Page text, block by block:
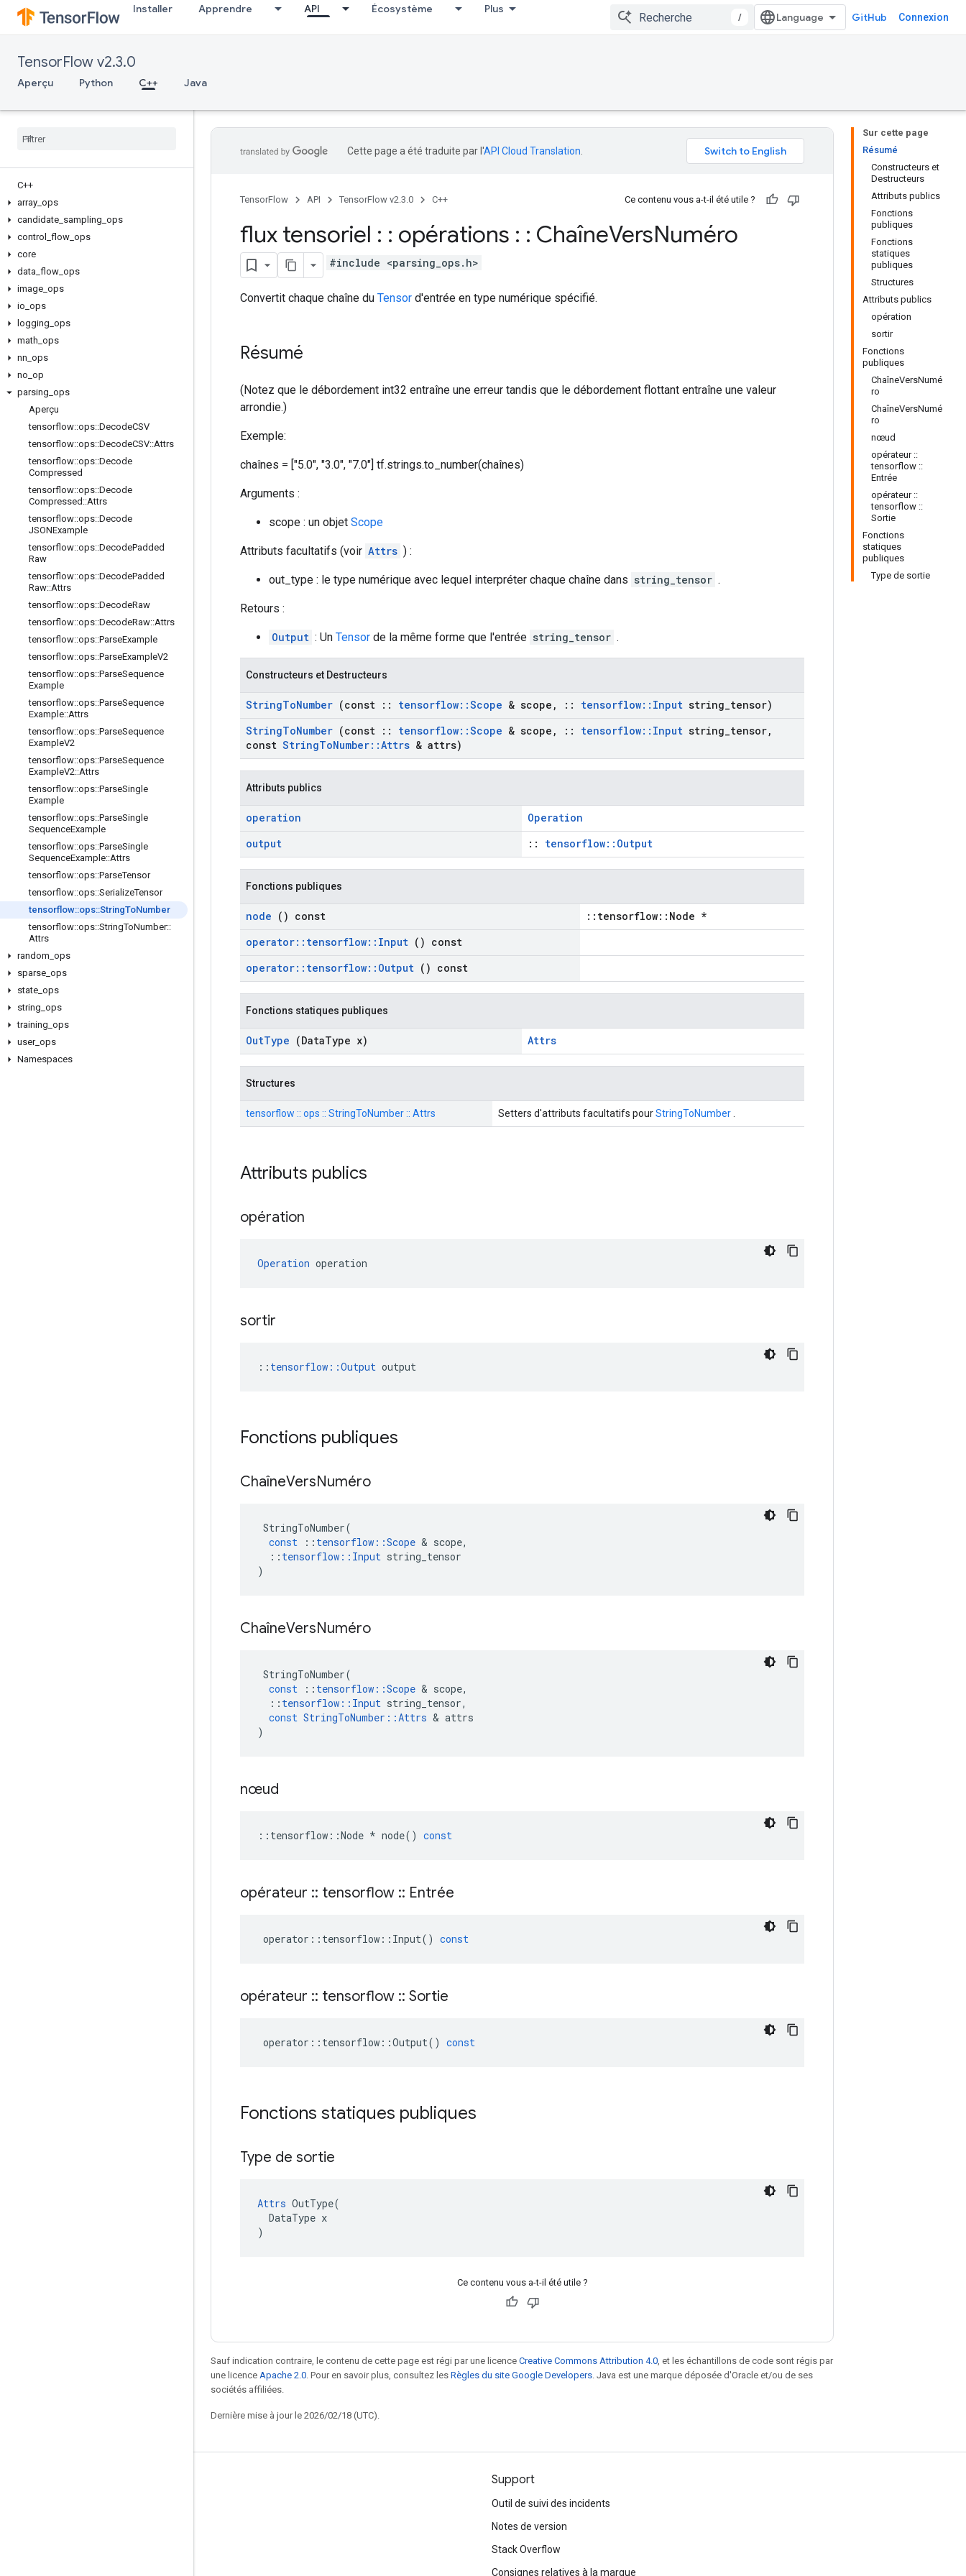
Installer Apprendre API Écosystème Plus
/ GitHub Connexion
TensorFlow v2.3.0
Aperçu Python C++ Java
C++
array ops
candidate sampling ops
control
flow ops
core
data flow ops
image ops
io ops
logging ops
math ops
nn ops
no op
parsing ops
Aperçu
tensorflow::ops::DecodeCSV
tensorflow::ops::DecodeCSV::Attrs
tensorflow::ops::Decode
Compressed
tensorflow::ops::Decode
Compressed ::Attrs
tensorflow::ops::Decode
JSONExample
tensorflow::ops::DecodePadded
Raw
tensorflow::ops::DecodePadded
Raw::Attrs
tensorflow::ops::DecodeRaw
tensorflow::ops::DecodeRaw::Attrs
tensorflow::ops::ParseExample
tensorflow::ops::ParseExampleV2
tensorflow::ops::ParseSequence
Example
tensorflow::ops::ParseSequence
Example::Attrs
tensorflow::ops::ParseSequence
ExampleV2
tensorflow::ops::ParseSequence
ExampleV2::Attrs
tensorflow::ops::ParseSingle
Example
tensorflow::ops::ParseSingle
SequenceExample
tensorflow::ops::ParseSingle
SequenceExample::Attrs
tensorflow::ops::ParseTensor
tensorflow::ops::SerializeTensor
tensorflow::ops::StringToNumber
tensorflow::ops::StringToNumber::
Attrs
random ops
sparse ops
state ops
string ops
training ops
user_ ops
Namespaces
Sur cette page
Résumé
Constructeurs et
Destructeurs
Attributs publics
Fonctions
publiques
Fonctions
statiques
publiques
Structures
Attributs publics
opération
sortir
Fonctions
publiques
ChaîneVersNumé
ro
ChaîneVersNumé
ro
nœud
opérateur ::
tensorflow ::
Entrée
opérateur ::
tensorflow ::
Sortie
Fonctions
statiques
publiques
Type de sortie
Cette page a été traduite par l'API Cloud Translation
TensorFlow API TensorFlow v2.3.0 C++ Ce contenu vous a-t-il été utile ?
flux tensoriel : : opérations : : ChaîneVersNuméro
#include <parsing_ops.h>
Convertit chaque chaîne du Tensor d'entrée en type numérique spécifié.
Résumé
(Notez que le débordement int32 entraîne une erreur tandis que le débordement flottant entraîne une valeur
arrondie.)
Exemple:
chaînes = ["5.0", "3.0", "7.0"] tf.strings.to_number(chaînes)
Arguments :
scope : un objet Scope
Attributs facultatifs (voir Attrs ) :
out_type : le type numérique avec lequel interpréter chaque chaîne dans string_tensor .
Retours :
Output : Un Tensor de la même forme que l'entrée string_tensor .
Constructeurs et Destructeurs
StringToNumber (const :: tensorflow::Scope & scope , :: tensorflow:: Input string tensor)
StringToNumber (const :: tensorflow::Scope & scope , :: tensorflow:: Input string tensor,
const StringToNumber::Attrs & attrs)
Attributs publics
operation
Operation
output
:: tensorflow::Output
Fonctions publiques
node () const
::tensorflow::Node *
operator:: tensorflow:: Input () const
operator:: tensorflow:: Output () const
Fonctions statiques publiques
OutType (DataType x) Attrs
Structures
tensorflow :: ops :: StringToNumber :: Attrs Setters d'attributs facultatifs pourStringToNumber
Attributs publics
opération
Operation operation
sortir
:: tensorflow::Output output
Fonctions publiques
ChaîneVersNuméro
StringToNumber(
const
:: tensorflow ::Scope & scope,
:: tensorflow :: Input string_tensor
)
ChaîneVersNuméro
StringToNumber(
const
:: tensorflow ::Scope & scope,
:: tensorflow :: Input string_tensor,
const StringToNumber ::Attrs & attrs
)
nœud
:: tensorflow ::Node * node() const
opérateur :: tensorflow :: Entrée
operator :: tensorflow :: Input() const
opérateur :: tensorflow :: Sortie
operator :: tensorflow ::Output() const
Fonctions statiques publiques
Type de sortie
Attrs OutType(
  DataType x
)
Ce contenu vous a-t-il été utile ?
Sauf indication contraire, le contenu de cette page est régi par une licence Creative Commons Attribution 4.0 , et les échantillons de code sont régis par
une licence Apache 2.0 . Pour en savoir plus, consultez les Règles du site Google Developers . Java est une marque déposée d'Oracle et/ou de ses
sociétés affiliées.
Dernière mise à jour le 2026/02/18 (UTC).
Support
Outil de suivi des incidents
Notes de version
Stack Overflow
Consignes relatives à la marque